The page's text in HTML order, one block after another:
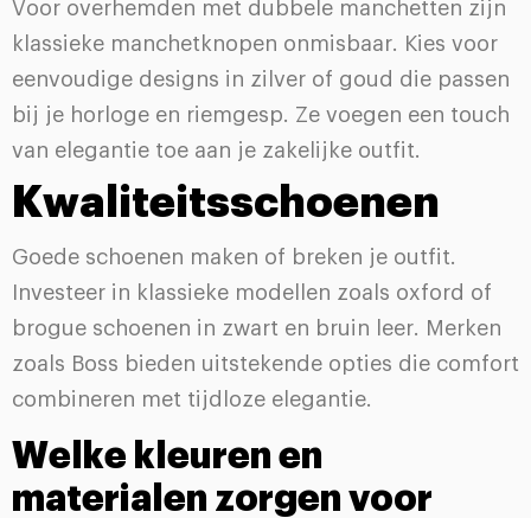
Voor overhemden met dubbele manchetten zijn
klassieke manchetknopen onmisbaar. Kies voor
eenvoudige designs in zilver of goud die passen
bij je horloge en riemgesp. Ze voegen een touch
van elegantie toe aan je zakelijke outfit.
Kwaliteitsschoenen
Goede schoenen maken of breken je outfit.
Investeer in klassieke modellen zoals oxford of
brogue schoenen in zwart en bruin leer. Merken
zoals Boss bieden uitstekende opties die comfort
combineren met tijdloze elegantie.
Welke kleuren en
materialen zorgen voor